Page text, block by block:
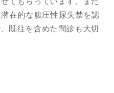
在的な腹圧性尿失禁を認
既往を含めた問診も大切